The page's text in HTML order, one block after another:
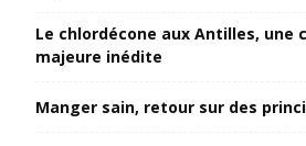
Le chlordécone aux Antilles, une
majeure inédite
Manger sain, retour sur des